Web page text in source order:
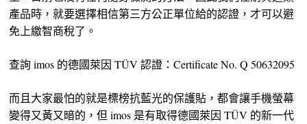
產品時，就要選擇相信第三方公正單位給的認證，才可以避
免上繳智商稅了。
查詢 imos 的德國萊因 TÜV 認證：Certificate No. Q 50632095
而且大家最怕的就是標榜抗藍光的保護貼，都會讓手機螢幕
變得又黃又暗的，但 imos 是有取得德國萊因 TÜV 的新一代